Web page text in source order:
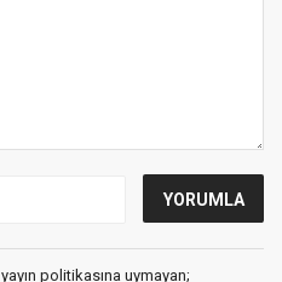
politikasına uymayan;